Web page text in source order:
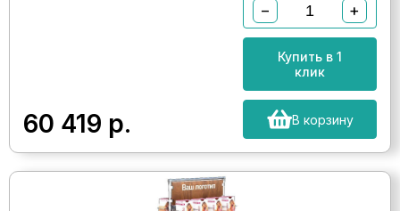
60 419 р.
− +
Купить в 1
клик
В корзину